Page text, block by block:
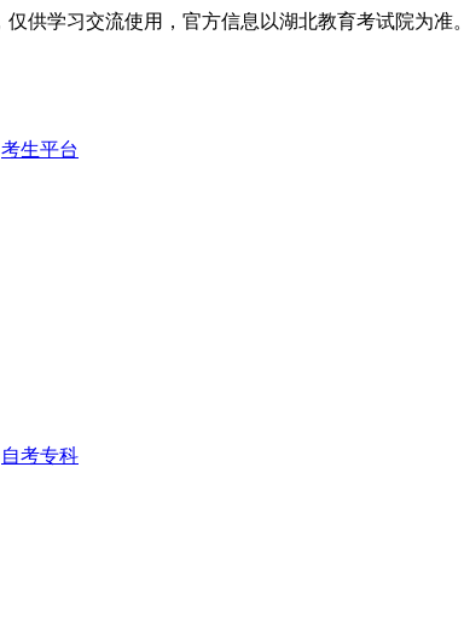
供学习交流使用，官方信息以湖北教育考试院为准。
考生平台
自考专科